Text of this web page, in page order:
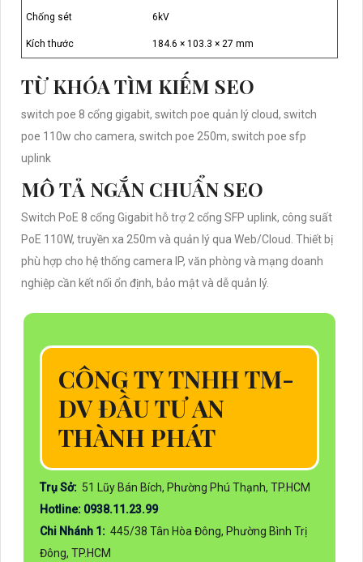
Chống sét 6kV
Kích thước 184.6 × 103.3 × 27 mm
TỪ KHÓA TÌM KIẾM SEO
switch poe 8 cổng gigabit, switch poe quản lý cloud, switch
poe 110w cho camera, switch poe 250m, switch poe sfp
uplink
MÔ TẢ NGẮN CHUẨN SEO
Switch PoE 8 cổng Gigabit hỗ trợ 2 cổng SFP uplink, công suất
PoE 110W, truyền xa 250m và quản lý qua Web/Cloud. Thiết bị
phù hợp cho hệ thống camera IP, văn phòng và mạng doanh
nghiệp cần kết nối ổn định, bảo mật và dễ quản lý.
CÔNG TY TNHH TM-
DV ĐẦU TƯ AN
THÀNH PHÁT
Trụ Sở: 51 Lũy Bán Bích, Phường Phú Thạnh, TP.HCM
Hotline: 0938.11.23.99
Chi Nhánh 1: 445/38 Tân Hòa Đông, Phường Bình Trị
Đông, TP.HCM